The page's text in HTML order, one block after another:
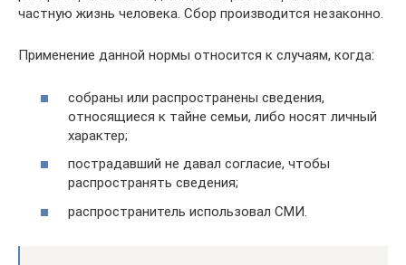
частную жизнь человека. Сбор производится незаконно.
Применение данной нормы относится к случаям, когда:
собраны или распространены сведения,
относящиеся к тайне семьи, либо носят личный
характер;
пострадавший не давал согласие, чтобы
распространять сведения;
распространитель использовал СМИ.